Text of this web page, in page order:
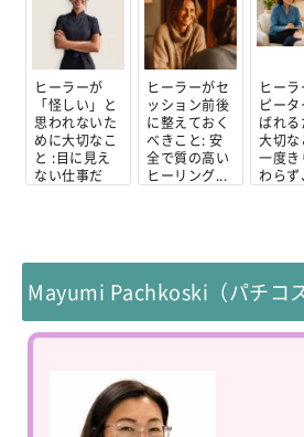
ヒーラーが
「怪しい」と
思われないた
めに大切なこ
と :目に見え
ない仕事だ
ヒーラーがセ
ッション前後
に整えておく
べきこと: 安
全で質の高い
ヒーリング...
ヒーラ
ピー
ばれる
大切な
一度き
わら
Mayumi Pachkoski（パチコ